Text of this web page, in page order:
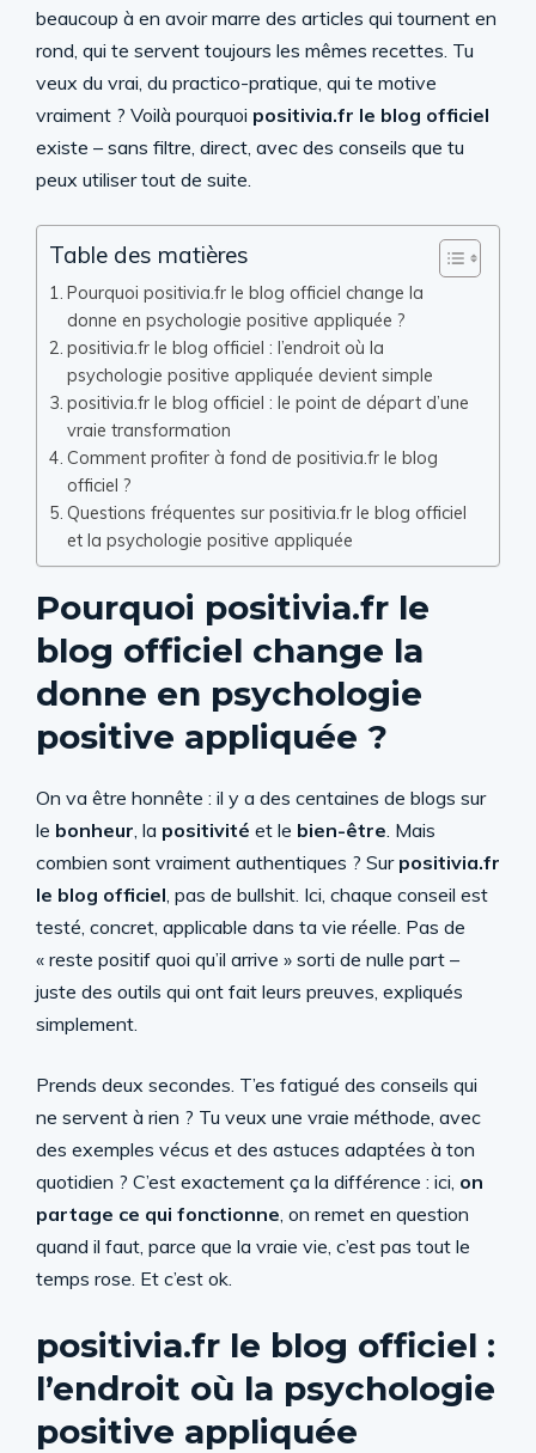
beaucoup à en avoir marre des articles qui tournent en
rond, qui te servent toujours les mêmes recettes. Tu
veux du vrai, du practico-pratique, qui te motive
vraiment ? Voilà pourquoi positivia.fr le blog officiel
existe – sans filtre, direct, avec des conseils que tu
peux utiliser tout de suite.
Table des matières
Pourquoi positivia.fr le blog officiel change la
donne en psychologie positive appliquée ?
positivia.fr le blog officiel : l’endroit où la
psychologie positive appliquée devient simple
positivia.fr le blog officiel : le point de départ d’une
vraie transformation
Comment profiter à fond de positivia.fr le blog
officiel ?
Questions fréquentes sur positivia.fr le blog officiel
et la psychologie positive appliquée
Pourquoi positivia.fr le
blog officiel change la
donne en psychologie
positive appliquée ?
On va être honnête : il y a des centaines de blogs sur
le bonheur, la positivité et le bien-être. Mais
combien sont vraiment authentiques ? Sur positivia.fr
le blog officiel, pas de bullshit. Ici, chaque conseil est
testé, concret, applicable dans ta vie réelle. Pas de
« reste positif quoi qu’il arrive » sorti de nulle part –
juste des outils qui ont fait leurs preuves, expliqués
simplement.
Prends deux secondes. T’es fatigué des conseils qui
ne servent à rien ? Tu veux une vraie méthode, avec
des exemples vécus et des astuces adaptées à ton
quotidien ? C’est exactement ça la différence : ici, on
partage ce qui fonctionne, on remet en question
quand il faut, parce que la vraie vie, c’est pas tout le
temps rose. Et c’est ok.
positivia.fr le blog officiel :
l’endroit où la psychologie
positive appliquée